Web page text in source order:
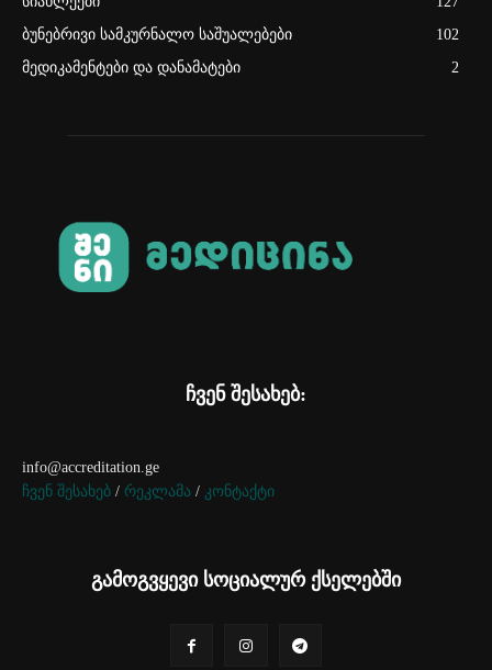
ბუნებრივი სამკურნალო საშუალებები
102
მედიკამენტები და დანამატები
2
ჩვენ შესახებ:
info@accreditation.ge
ჩვენ შესახებ / რეკლამა / კონტაქტი
გამოგვყევი სოციალურ ქსელებში